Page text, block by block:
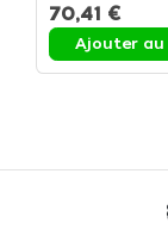
70,41 €
Ajouter au